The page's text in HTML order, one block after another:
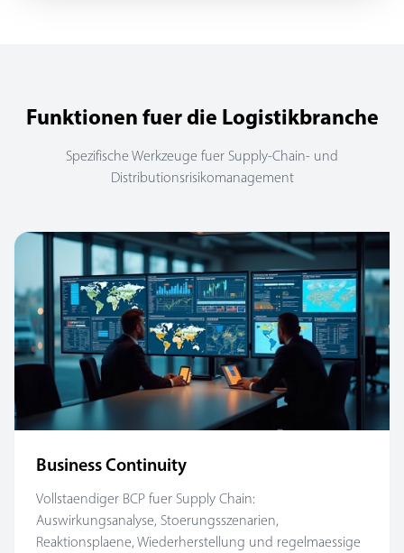
Funktionen fuer die Logistikbranche
Spezifische Werkzeuge fuer Supply-Chain- und
Distributionsrisikomanagement
Business Continuity
Vollstaendiger BCP fuer Supply Chain:
Auswirkungsanalyse, Stoerungsszenarien,
Reaktionsplaene, Wiederherstellung und regelmaessige